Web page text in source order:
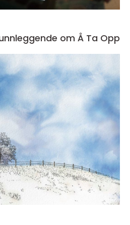
om Å Ta Opp